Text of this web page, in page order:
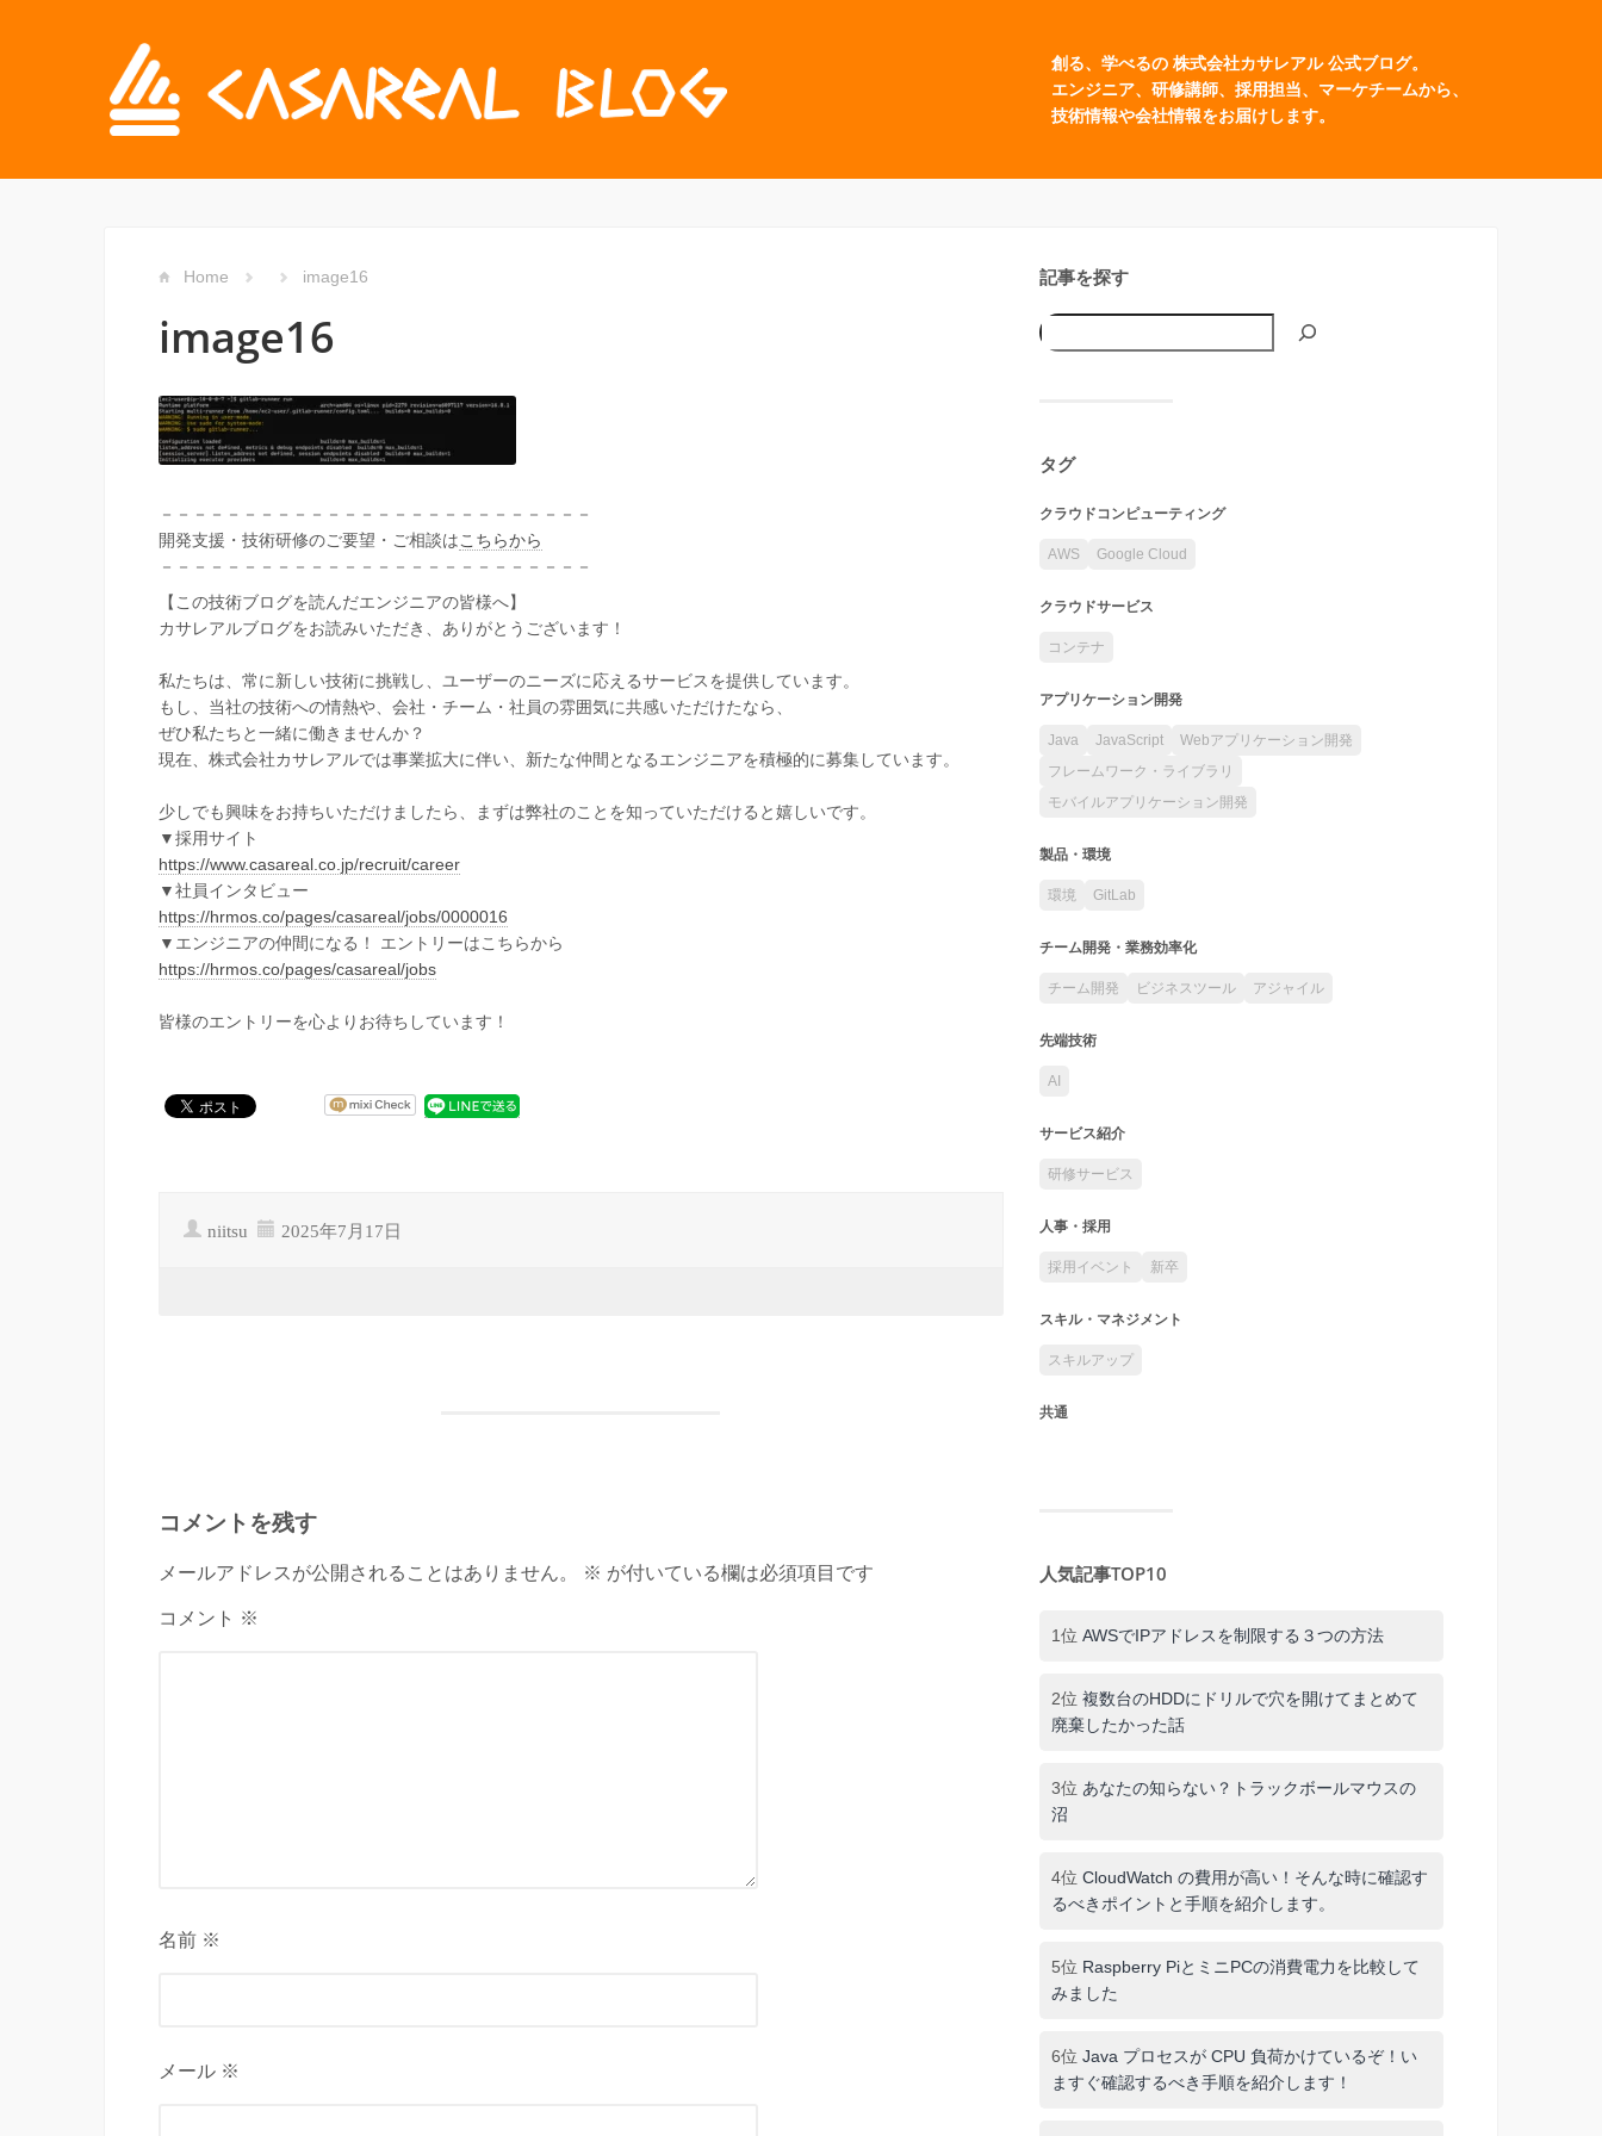
創る、学べるの 株式会社カサレアル 公式ブログ。
エンジニア、研修講師、採用担当、マーケチームから、
技術情報や会社情報をお届けします。
Home image16
image16
－－－－－－－－－－－－－－－－－－－－－－－－－－
開発支援・技術研修のご要望・ご相談はこちらから
－－－－－－－－－－－－－－－－－－－－－－－－－－
【この技術ブログを読んだエンジニアの皆様へ】
カサレアルブログをお読みいただき、ありがとうございます！
私たちは、常に新しい技術に挑戦し、ユーザーのニーズに応えるサービスを提供しています。
もし、当社の技術への情熱や、会社・チーム・社員の雰囲気に共感いただけたなら、
ぜひ私たちと一緒に働きませんか？
現在、株式会社カサレアルでは事業拡大に伴い、新たな仲間となるエンジニアを積極的に募集しています。
少しでも興味をお持ちいただけましたら、まずは弊社のことを知っていただけると嬉しいです。
▼採用サイト
https://www.casareal.co.jp/recruit/career
▼社員インタビュー
https://hrmos.co/pages/casareal/jobs/0000016
▼エンジニアの仲間になる！ エントリーはこちらから
https://hrmos.co/pages/casareal/jobs
皆様のエントリーを心よりお待ちしています！
niitsu 2025年7月17日
コメントを残す
メールアドレスが公開されることはありません。 ※ が付いている欄は必須項目です
コメント ※
名前 ※
メール ※
記事を探す
タグ
クラウドコンピューティング
AWS Google Cloud
クラウドサービス
コンテナ
アプリケーション開発
Java JavaScript
Webアプリケーション開発
フレームワーク・ライブラリ
モバイルアプリケーション開発
製品・環境
環境 GitLab
チーム開発・業務効率化
チーム開発 ビジネスツール アジャイル
先端技術
AI
サービス紹介
研修サービス
人事・採用
採用イベント 新卒
スキル・マネジメント
スキルアップ
共通
人気記事TOP10
1位 AWSでIPアドレスを制限する３つの方法
2位 複数台のHDDにドリルで穴を開けてまとめて
廃棄したかった話
3位 あなたの知らない？トラックボールマウスの
沼
4位 CloudWatch の費用が高い！そんな時に確認す
るべきポイントと手順を紹介します。
5位 Raspberry PiとミニPCの消費電力を比較して
みました
6位 Java プロセスが CPU 負荷かけているぞ！い
ますぐ確認するべき手順を紹介します！